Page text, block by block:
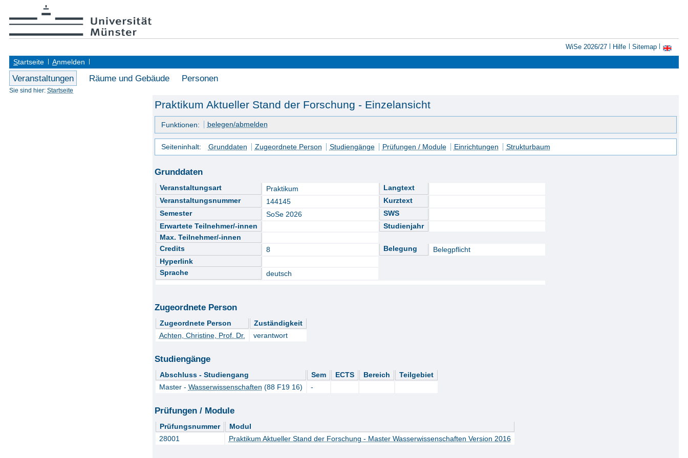
WiSe 2026/27 Hilfe
Sitemap
Startseite Anmelden
Veranstaltungen Räume und Gebäude Personen
Sie sind hier: Startseite
Praktikum Aktueller Stand der Forschung - Einzelansicht
Funktionen: belegen/abmelden
Seiteninhalt: Grunddaten Zugeordnete Person Studiengänge Prüfungen / Module Einrichtungen Strukturbaum
Grunddaten
Veranstaltungsart Praktikum
Langtext
Veranstaltungsnummer
144145
Kurztext
Semester
SoSe 2026
SWS
Erwartete Teilnehmer/-innen
Studienjahr
Max. Teilnehmer/-innen
Credits
8 Belegung
Belegpflicht
Hyperlink
Sprache
deutsch
Zugeordnete Person
Zugeordnete Person
Zuständigkeit
Achten, Christine, Prof. Dr.
verantwort
Studiengänge
Abschluss - Studiengang Sem ECTS Bereich
Teilgebiet
Master - Wasserwissenschaften (88 F19 16) -
Prüfungen / Module
Prüfungsnummer
Modul
28001
Praktikum Aktueller Stand der Forschung - Master Wasserwissenschaften Version 2016